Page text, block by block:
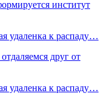
институт
удаленка к распаду…
друг от
удаленка к распаду…